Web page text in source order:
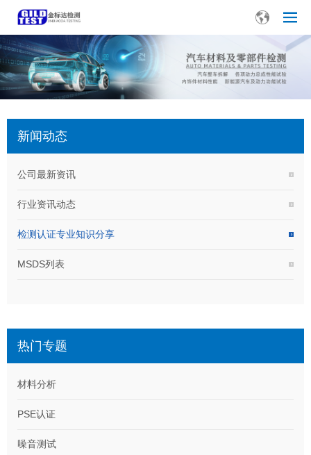
新闻动态
公司最新资讯
行业资讯动态
检测认证专业知识分享
MSDS列表
热门专题
材料分析
PSE认证
噪音测试